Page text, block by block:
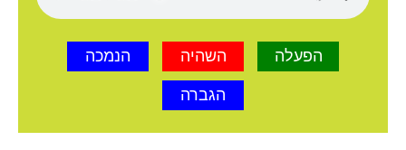
הפעלה השהיה הנמכה
הגברה